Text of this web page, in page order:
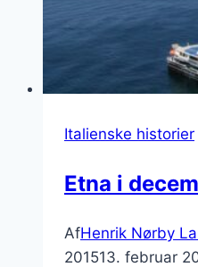
Italienske historier
Etna i
AfHenrik Nørby
201513. februar